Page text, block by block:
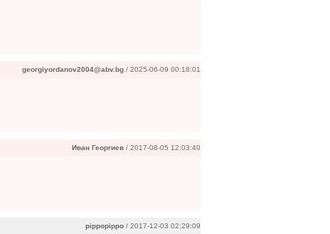
georgiyordanov2004@abv.bg / 2025-06-09 00:18:01
Иван Георгиев / 2017-08-05 12:03:40
pippopippo / 2017-12-03 02:29:09